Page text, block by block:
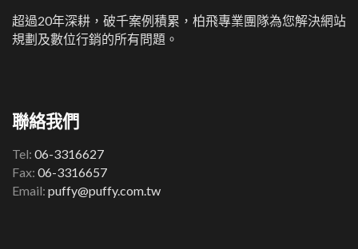
超過20年深耕，破千案例積累，柏飛專業團隊為您解決網站
規劃及數位行銷的所有問題。
聯絡我們
Tel: 06-3316627
Fax: 06-3316657
Email: puffy@puffy.com.tw